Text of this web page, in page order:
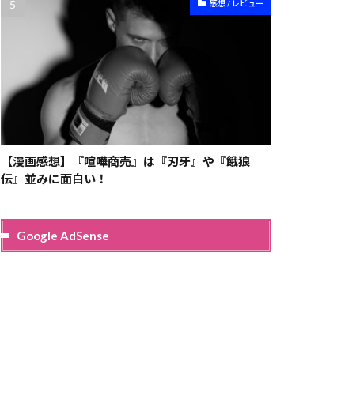
感想 / レビュー
【漫画感想】『喧嘩商売』は『刃牙』や『餓狼
伝』並みに面白い！
Google AdSense